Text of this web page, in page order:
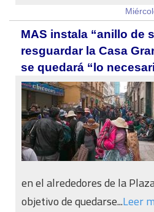
MAS instala “anillo de
resguardar la Casa
se quedará “lo
en el alrededores de la
objetivo de quedarse...Leer